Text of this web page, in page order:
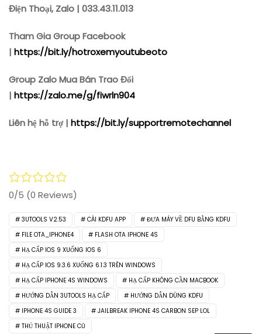
Điện Thoại, Zalo | 033.43.11.013
Tham Gia Group Facebook
| https://bit.ly/hotroxemyoutubeoto
Group Zalo Mua Bán Trao Đổi
| https://zalo.me/g/fiwrln904
Liên hệ hỗ trợ | https://bit.ly/supportremotechannel
0/5 (0 Reviews)
3UTOOLS V2.53 CÀI KDFU APP
ĐƯA MÁY VỀ DFU BẰNG KDFU
FILE OTA_IPHONE4
FLASH OTA IPHONE 4S
HẠ CẤP IOS 9 XUỐNG IOS 6
HẠ CẤP IOS 9.3.6 XUỐNG 6.1.3 TRÊN WINDOWS
HẠ CẤP IPHONE 4S WINDOWS
HẠ CẤP KHÔNG CẦN MACBOOK
HƯỚNG DẪN 3UTOOLS HẠ CẤP
HƯỚNG DẪN DÙNG KDFU
IPHONE 4S GUIDE 3
JAILBREAK IPHONE 4S CARBON SEP LOL
THỦ THUẬT IPHONE CŨ